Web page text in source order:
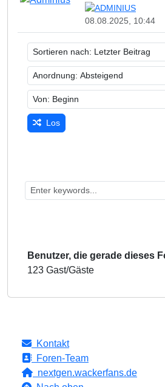
08.08.2025, 10:44
Los
Benutzer, die gerade dieses
123 Gast/Gäste
Kontakt
Foren-Team
nextgen.wackerfans.de